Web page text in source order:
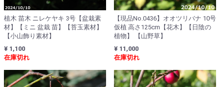
植木 苗木 ニレケヤキ 3号【盆栽素
材】【ミニ 盆栽 苗】【苔玉素材】
【小山飾り素材】
¥ 1,100
在庫切れ
【現品No.0436】オオツリバナ 10号
仮植 高さ125cm【花木】【日陰の
植物】 【山野草】
¥ 11,000
在庫切れ